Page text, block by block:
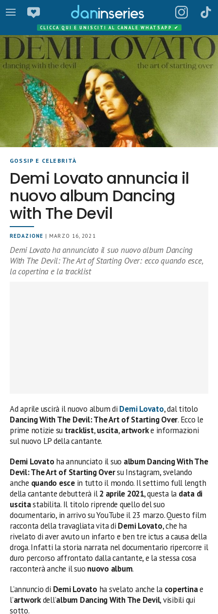
CLICCA QUI E UNISCITI AL CANALE WHATSAPP ✔
GOSSIP E CELEBRITÀ
Demi Lovato annuncia il
nuovo album Dancing
with The Devil
REDAZIONE | MARZO 16, 2021
Demi Lovato ha annunciato il suo nuovo album Dancing
With The Devil: The Art of Starting Over: ecco quando esce,
la copertina e la tracklist
Ad aprile uscirà il nuovo album di Demi Lovato, dal titolo
Dancing With The Devil: The Art of Starting Over. Ecco le
prime notizie su tracklist,uscita,artworke informazioni
sul nuovo LP della cantante.
Demi Lovato ha annunciato il suo album Dancing With The
Devil: The Art of Starting Oversu Instagram, svelando
anche quando escein tutto il mondo. Il settimo full length
della cantante debutterà il2 aprile 2021, questa la data di
uscitastabilita. Il titolo riprende quello del suo
documentario, in arrivo su YouTube il 23 marzo. Questo film
racconta della travagliata vita di Demi Lovato, che ha
rivelato di aver avuto un infarto e ben tre ictus a causa della
droga. Infatti la storia narrata nel documentario ripercorre il
duro percorso affrontato dalla cantante, e la stessa cosa
racconterà anche il suo nuovo album.
L’annuncio di Demi Lovato ha svelato anche la copertinae
l’artworkdell’album Dancing With The Devil, visibili qui
sotto.